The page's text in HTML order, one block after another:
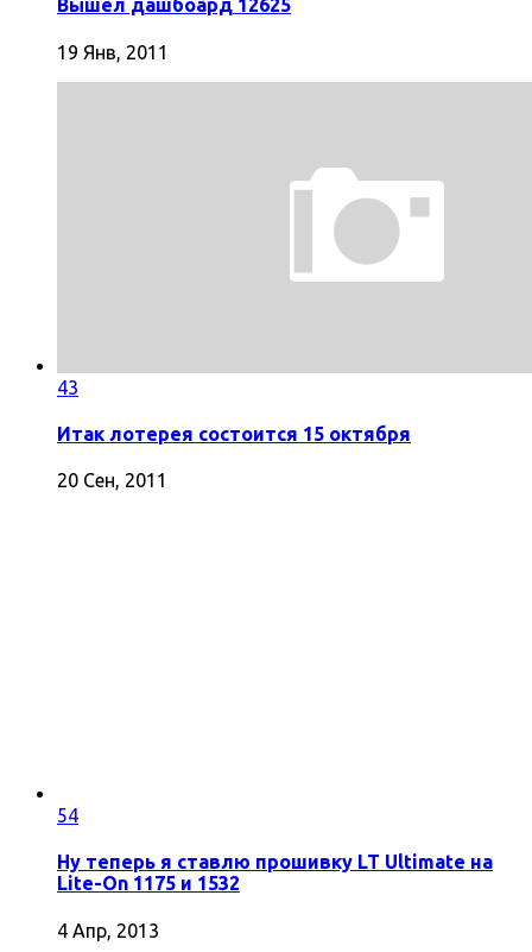
Вышел дашбоард 12625
19 Янв, 2011
43
Итак лотерея состоится 15 октября
20 Сен, 2011
54
Ну теперь я ставлю прошивку LT Ultimate на
Lite-On 1175 и 1532
4 Апр, 2013